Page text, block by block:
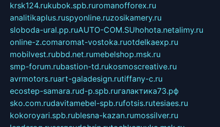
krsk124.rukubok.spb.ruromanofforex.ru
analitikaplus.ruspyonline.ruzosikamery.ru
sloboda-ural.pp.ruAUTO-COM.SUhohota.netalimy.ru
online-z.comaromat-vostoka.ruotdelkaexp.ru
mobilvest.rubbd.net.rumebelshop.msk.ru
smp-forum.rubastion-td.rukosmoscreative.ru
avrmotors.ruart-galadesign.rutiffany-c.ru
ecostep-samara.rud-p.spb.ruгалактика73.рф
sko.com.rudavitamebel-spb.rufotsis.rutesiaes.ru
kokoroyari.spb.rublesna-kazan.rumossilver.ru